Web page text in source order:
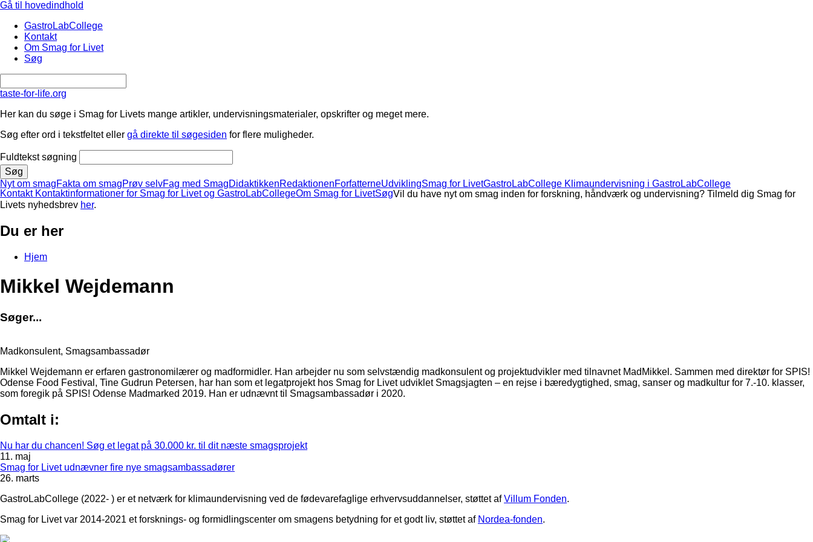
Gå til hovedindhold
GastroLabCollege
Kontakt
Om Smag for Livet
Søg
taste-for-life.org
Her kan du søge i Smag for Livets mange artikler, undervisningsmaterialer, opskrifter og meget mere.
Søg efter ord i tekstfeltet eller gå direkte til søgesiden for flere muligheder.
Fuldtekst søgning
Nyt om smagFakta om smagPrøv selvFag med SmagDidaktikkenRedaktionenForfatterneUdviklingSmag for LivetGastroLabCollege Klimaundervisning i GastroLabCollege
Kontakt Kontaktinformationer for Smag for Livet og GastroLabCollegeOm Smag for LivetSøgVil du have nyt om smag inden for forskning, håndværk og undervisning? Tilmeld dig Smag for
Livets nyhedsbrev her.
Du er her
Hjem
Mikkel Wejdemann
Søger...
Madkonsulent, Smagsambassadør
Mikkel Wejdemann er erfaren gastronomilærer og madformidler. Han arbejder nu som selvstændig madkonsulent og projektudvikler med tilnavnet MadMikkel. Sammen med direktør for SPIS!
Odense Food Festival, Tine Gudrun Petersen, har han som et legatprojekt hos Smag for Livet udviklet Smagsjagten – en rejse i bæredygtighed, smag, sanser og madkultur for 7.-10. klasser,
som foregik på SPIS! Odense Madmarked 2019. Han er udnævnt til Smagsambassadør i 2020.
Omtalt i:
Nu har du chancen! Søg et legat på 30.000 kr. til dit næste smagsprojekt
11. maj
Smag for Livet udnævner fire nye smagsambassadører
26. marts
GastroLabCollege (2022- ) er et netværk for klimaundervisning ved de fødevarefaglige erhvervsuddannelser, støttet afVillum Fonden.
Smag for Livet var 2014-2021 et forsknings- og formidlingscenter om smagens betydning for et godt liv, støttet af Nordea-fonden.